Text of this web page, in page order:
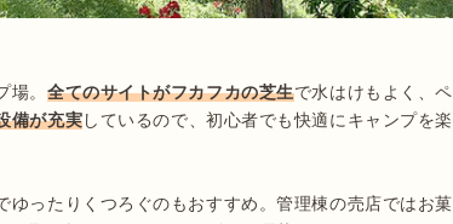
。 全てのサイトがフカフカの芝生で水はけもよく、ペ
備が充実しているので、初心者でも快適にキャンプを楽
ゆったりくつろぐのもおすすめ。管理棟の売店ではお菓